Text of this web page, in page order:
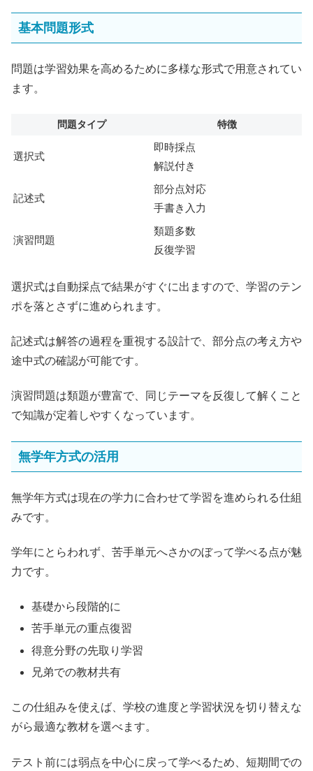
基本問題形式
問題は学習効果を高めるために多様な形式で用意されてい
ます。
問題タイプ 特徴
選択式
即時採点
解説付き
記述式
部分点対応
手書き入力
演習問題
類題多数
反復学習
選択式は自動採点で結果がすぐに出ますので、学習のテン
ポを落とさずに進められます。
記述式は解答の過程を重視する設計で、部分点の考え方や
途中式の確認が可能です。
演習問題は類題が豊富で、同じテーマを反復して解くこと
で知識が定着しやすくなっています。
無学年方式の活用
無学年方式は現在の学力に合わせて学習を進められる仕組
みです。
学年にとらわれず、苦手単元へさかのぼって学べる点が魅
力です。
基礎から段階的に
苦手単元の重点復習
得意分野の先取り学習
兄弟での教材共有
この仕組みを使えば、学校の進度と学習状況を切り替えな
がら最適な教材を選べます。
テスト前には弱点を中心に戻って学べるため、短期間での